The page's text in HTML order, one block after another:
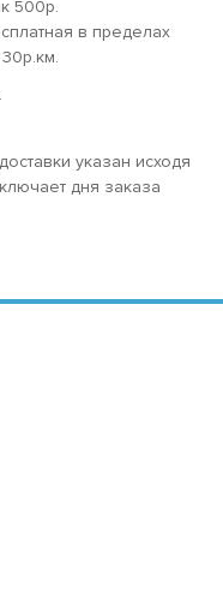
500р.
в пределах
указан исходя
дня заказа